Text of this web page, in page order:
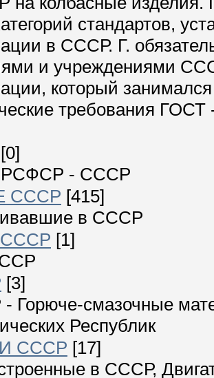
стандартов,
в СССР. Г.
и учреждениями
который
требования
[0]
- СССР
СССР [415]
в СССР
[1]
[3]
смазочные
Республик
СССР [17]
в СССР,